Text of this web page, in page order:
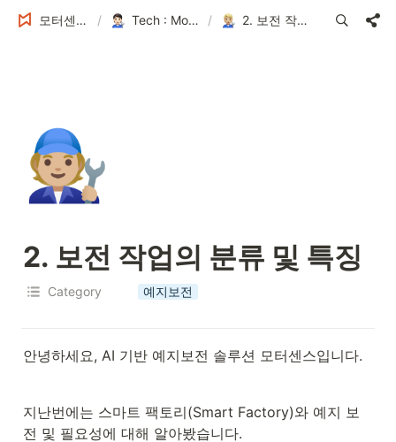
모터센스 Tech Blog / Tech : MotorSense 예지보전 솔루션 / 2. 보전 작업의 분류 및 특징
🧑🏼‍🔧
2. 보전 작업의 분류 및 특징
Category 예지보전
안녕하세요, AI 기반 예지보전 솔루션 모터센스입니다.
지난번에는 스마트 팩토리(Smart Factory)와 예지 보
전 및 필요성에 대해 알아봤습니다.